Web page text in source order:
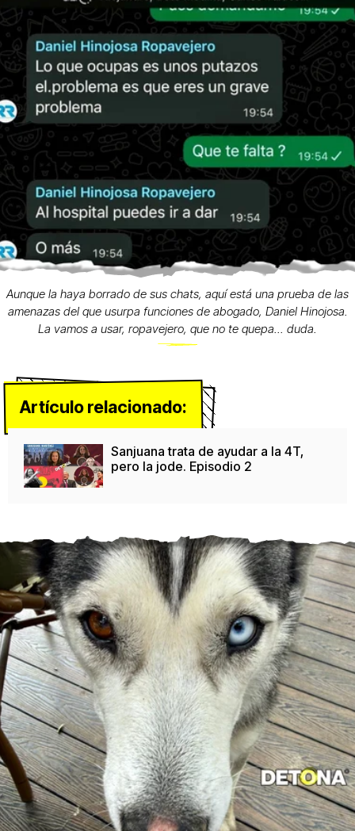
Aunque la haya borrado de sus chats, aquí está una prueba de las
amenazas del que usurpa funciones de abogado, Daniel Hinojosa.
La vamos a usar, ropavejero, que no te quepa... duda.
Artículo relacionado:
Sanjuana trata de ayudar a la 4T,
pero la jode. Episodio 2